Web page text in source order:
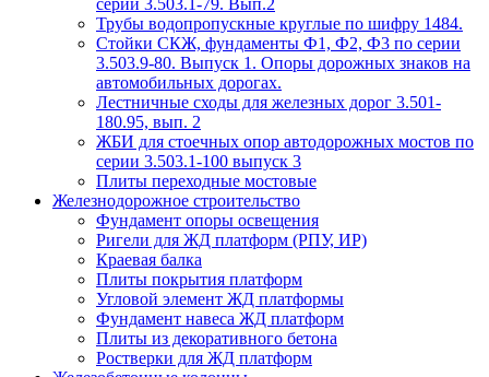
серии 3.503.1-79. Вып.2
Трубы водопропускные круглые по шифру 1484.
Стойки СКЖ, фундаменты Ф1, Ф2, Ф3 по серии
3.503.9-80. Выпуск 1. Опоры дорожных знаков на
автомобильных дорогах.
Лестничные сходы для железных дорог 3.501-
180.95, вып. 2
ЖБИ для стоечных опор автодорожных мостов по
серии 3.503.1-100 выпуск 3
Плиты переходные мостовые
Железнодорожное строительство
Фундамент опоры освещения
Ригели для ЖД платформ (РПУ, ИР)
Краевая балка
Плиты покрытия платформ
Угловой элемент ЖД платформы
Фундамент навеса ЖД платформ
Плиты из декоративного бетона
Ростверки для ЖД платформ